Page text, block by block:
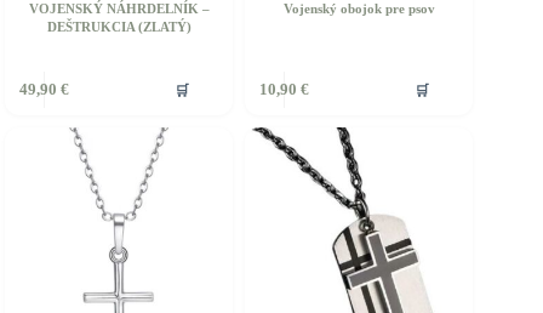
VOJENSKÝ NÁHRDELNÍK –
DEŠTRUKCIA (ZLATÝ)
49,90 € 🛒
Vojenský obojok pre psov
10,90 € 🛒